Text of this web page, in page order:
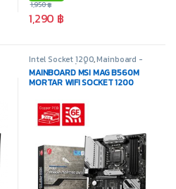
1,290 ฿
1,950฿
Intel Socket 1200,Mainboard -
เมนบอร์ด ,สินค้าทั้งหมด,อุปกรณ์
คอมพิวเตอร์
MAINBOARD MSI MAG B560M
MORTAR WIFI SOCKET 1200